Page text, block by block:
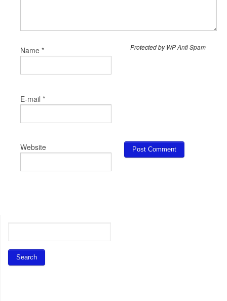
Name *
E-mail *
Website
Protected byWP Anti Spam